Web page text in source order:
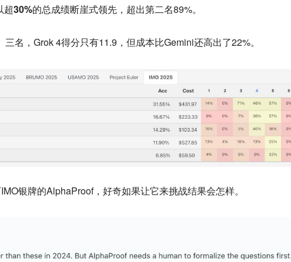
30%的总成绩断崖式领先 ，超出第二名89%。
名，Grok 4得分只有11.9，但成本比Gemini还高出了22%。
银牌的AlphaProof，好奇如果让它来挑战结果会怎样。